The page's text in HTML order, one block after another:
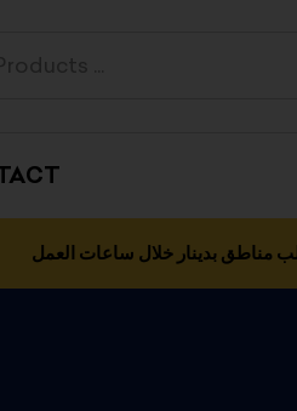
مناطق بدينار خلال ساعات العمل